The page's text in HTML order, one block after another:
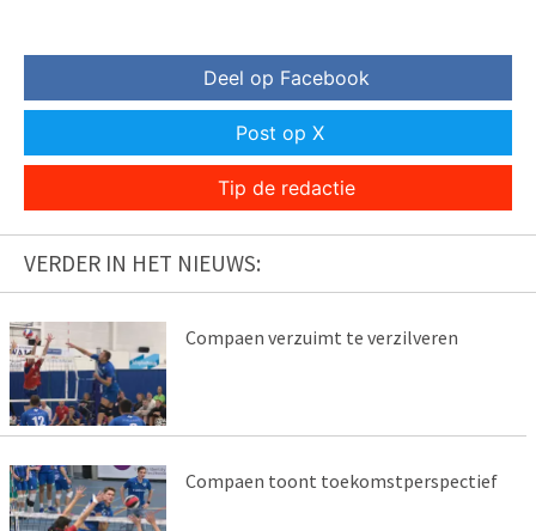
Deel op Facebook
Post op X
Tip de redactie
VERDER IN HET NIEUWS:
Compaen verzuimt te verzilveren
Compaen toont toekomstperspectief